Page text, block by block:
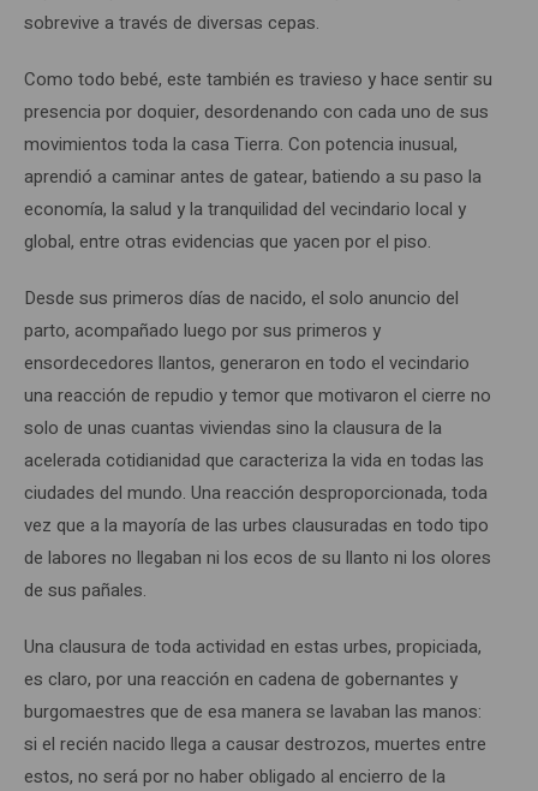
sobrevive a través de diversas cepas.
Como todo bebé, este también es travieso y hace sentir su
presencia por doquier, desordenando con cada uno de sus
movimientos toda la casa Tierra. Con potencia inusual,
aprendió a caminar antes de gatear, batiendo a su paso la
economía, la salud y la tranquilidad del vecindario local y
global, entre otras evidencias que yacen por el piso.
Desde sus primeros días de nacido, el solo anuncio del
parto, acompañado luego por sus primeros y
ensordecedores llantos, generaron en todo el vecindario
una reacción de repudio y temor que motivaron el cierre no
solo de unas cuantas viviendas sino la clausura de la
acelerada cotidianidad que caracteriza la vida en todas las
ciudades del mundo. Una reacción desproporcionada, toda
vez que a la mayoría de las urbes clausuradas en todo tipo
de labores no llegaban ni los ecos de su llanto ni los olores
de sus pañales.
Una clausura de toda actividad en estas urbes, propiciada,
es claro, por una reacción en cadena de gobernantes y
burgomaestres que de esa manera se lavaban las manos:
si el recién nacido llega a causar destrozos, muertes entre
estos, no será por no haber obligado al encierro de la